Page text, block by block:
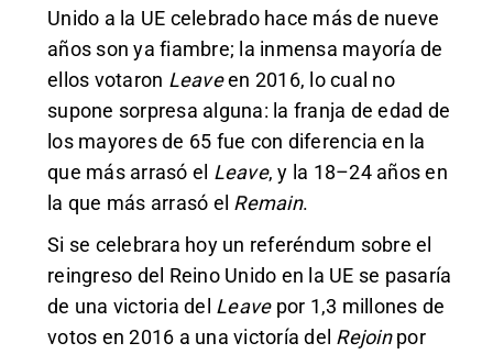
Unido a la UE celebrado hace más de nueve
años son ya fiambre; la inmensa mayoría de
ellos votaron Leaveen 2016, lo cual no
supone sorpresa alguna: la franja de edad de
los mayores de 65 fue con diferencia en la
que más arrasó el Leave, y la 18–24 años en
la que más arrasó el Remain.
Si se celebrara hoy un referéndum sobre el
reingreso del Reino Unido en la UE se pasaría
de una victoria del Leavepor 1,3 millones de
votos en 2016 a una victoría del Rejoinpor